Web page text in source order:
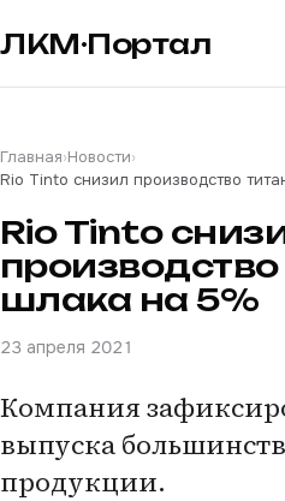
ЛКМ·Портал
Главная›Новости›
Rio Tinto снизил производство
Rio Tinto
шлака на 5%
23 апреля 2021
Компания
выпуска
продукции.